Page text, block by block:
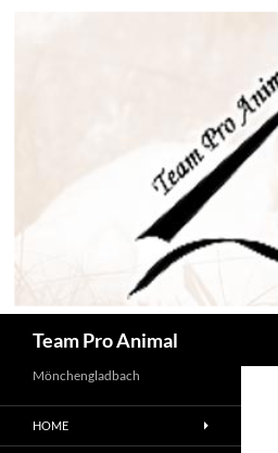
Team Pro Animal
Mönchengladbach
HOME